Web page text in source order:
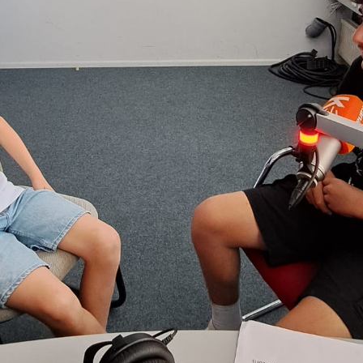
03:56
Details zum Podcast saftig & würzig